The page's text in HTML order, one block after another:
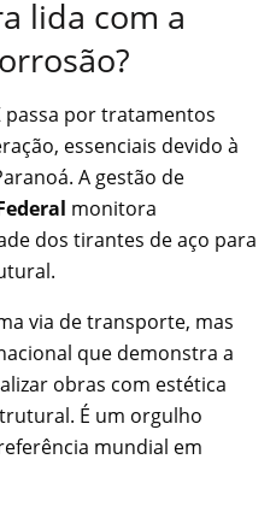
lida com a
passa por tratamentos
essenciais devido à
A gestão de
monitora
dos tirantes de aço para
via de transporte, mas
que demonstra a
obras com estética
É um orgulho
mundial em